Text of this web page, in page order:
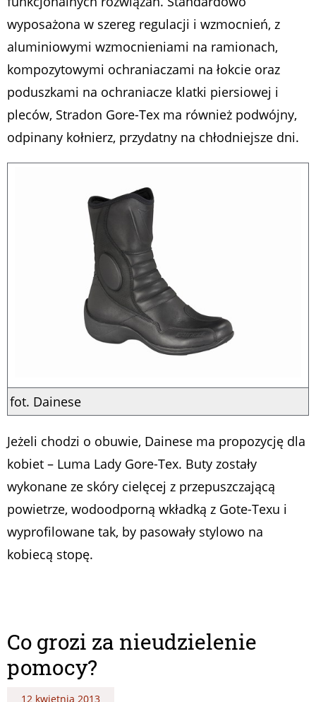
wyposażona w szereg regulacji i wzmocnień, z
aluminiowymi wzmocnieniami na ramionach,
kompozytowymi ochraniaczami na łokcie oraz
poduszkami na ochraniacze klatki piersiowej i
pleców, Stradon Gore-Tex ma również podwójny,
odpinany kołnierz, przydatny na chłodniejsze dni.
fot. Dainese
Jeżeli chodzi o obuwie, Dainese ma propozycję dla
kobiet – Luma Lady Gore-Tex. Buty zostały
wykonane ze skóry cielęcej z przepuszczającą
powietrze, wodoodporną wkładką z Gote-Texu i
wyprofilowane tak, by pasowały stylowo na
kobiecą stopę.
Co grozi za nieudzielenie
pomocy?
12 kwietnia 2013